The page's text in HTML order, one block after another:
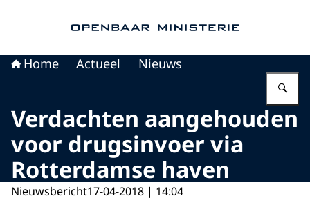
Home Actueel Nieuws
Verdachten aangehouden
voor drugsinvoer via
Rotterdamse haven
Nieuwsbericht17-04-2018 | 14:04